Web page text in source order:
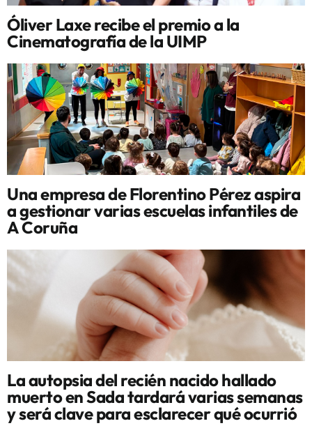
Óliver Laxe recibe el premio a la
Cinematografía de la UIMP
Una empresa de Florentino Pérez aspira
a gestionar varias escuelas infantiles de
A Coruña
La autopsia del recién nacido hallado
muerto en Sada tardará varias semanas
y será clave para esclarecer qué ocurrió